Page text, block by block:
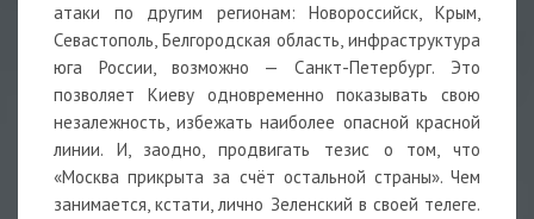
атаки по другим регионам: Новороссийск, Крым,
Севастополь, Белгородская область, инфраструктура
юга России, возможно — Санкт-Петербург. Это
позволяет Киеву одновременно показывать свою
незалежность, избежать наиболее опасной красной
линии. И, заодно, продвигать тезис о том, что
«Москва прикрыта за счёт остальной страны». Чем
занимается, кстати, лично Зеленский в своей телеге.